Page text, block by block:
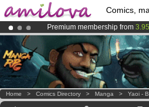
Comics,
Premium membership from
Already 100000membersand
AmilovaKickstarter is now LIVE
Home > Comics Directory > Manga > Yaoi -